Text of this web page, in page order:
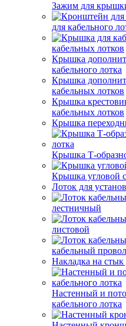
Зажим для
для кабельного
кабельных лотков
Крышка
кабельного лотка
Крышка
кабельных лотков
Крышка
кабельных лотков
Крышка
Крышка Т-
Крышка угловой
Лоток для
лестничный
листовой
кабельный
Накладка на стык
Настенный и
кабельного лотка